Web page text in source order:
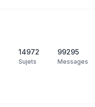
14972
Sujets
99295
Messages